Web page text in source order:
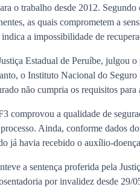
o trabalho desde 2012.
as quais comprometem a
a impossibilidade de
Estadual de Peruíbe, julgou
o Instituto Nacional do
não cumpria os requisitos para
comprovou a qualidade de
Ainda, conforme dados
já havia recebido o auxílio-
a sentença proferida pela
por invalidez desde 29/